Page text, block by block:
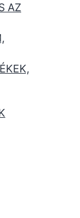
AZ